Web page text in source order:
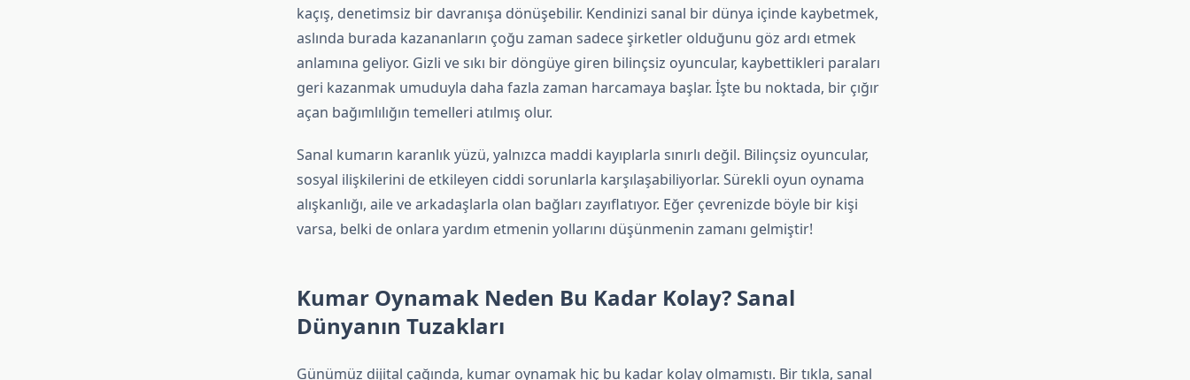
kaçış, denetimsiz bir davranışa dönüşebilir. Kendinizi sanal bir dünya içinde kaybetmek,
aslında burada kazananların çoğu zaman sadece şirketler olduğunu göz ardı etmek
anlamına geliyor. Gizli ve sıkı bir döngüye giren bilinçsiz oyuncular, kaybettikleri paraları
geri kazanmak umuduyla daha fazla zaman harcamaya başlar. İşte bu noktada, bir çığır
açan bağımlılığın temelleri atılmış olur.
Sanal kumarın karanlık yüzü, yalnızca maddi kayıplarla sınırlı değil. Bilinçsiz oyuncular,
sosyal ilişkilerini de etkileyen ciddi sorunlarla karşılaşabiliyorlar. Sürekli oyun oynama
alışkanlığı, aile ve arkadaşlarla olan bağları zayıflatıyor. Eğer çevrenizde böyle bir kişi
varsa, belki de onlara yardım etmenin yollarını düşünmenin zamanı gelmiştir!
Kumar Oynamak Neden Bu Kadar Kolay? Sanal
Dünyanın Tuzakları
Günümüz dijital çağında, kumar oynamak hiç bu kadar kolay olmamıştı. Bir tıkla, sanal